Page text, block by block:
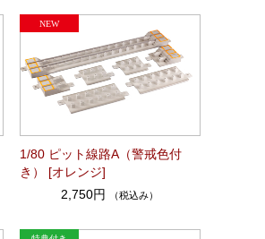
1/80 ピット線路A（警戒色付
き） [オレンジ]
2,750円
（税込み）